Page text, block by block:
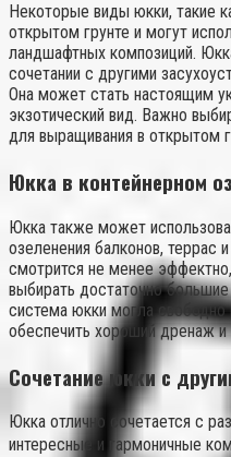
Некоторые виды юкки, такие
открытом грунте и могут
ландшафтных композиций.
сочетании с другими
Она может стать настоящим
экзотический вид. Важно
для выращивания в открытом
Юкка в контейнерном
Юкка также может
озеленения балконов, террас
смотрится не менее
выбирать достаточно
система юкки могла свободно
обеспечить хороший дренаж и
Сочетание юкки с
Юкка отлично сочетается с
интересные и гармоничные